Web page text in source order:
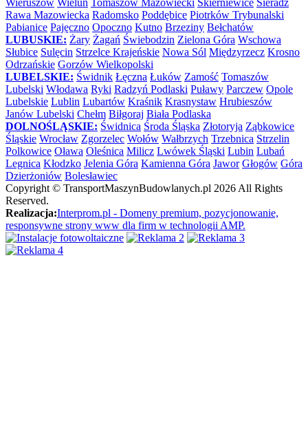
Wieruszów Wieluń Tomaszów Mazowiecki Skierniewice Sieradz
Rawa Mazowiecka Radomsko Poddębice Piotrków Trybunalski
Pabianice Pajęczno Opoczno Kutno Brzeziny Bełchatów
LUBUSKIE: Żary Żagań Świebodzin Zielona Góra Wschowa
Słubice Sulęcin Strzelce Krajeńskie Nowa Sól Międzyrzecz Krosno
Odrzańskie Gorzów Wielkopolski
LUBELSKIE: Świdnik Łęczna Łuków Zamość Tomaszów
Lubelski Włodawa Ryki Radzyń Podlaski Puławy Parczew Opole
Lubelskie Lublin Lubartów Kraśnik Krasnystaw Hrubieszów
Janów Lubelski Chełm Biłgoraj Biała Podlaska
DOLNOŚLĄSKIE: Świdnica Środa Śląska Złotoryja Ząbkowice
Śląskie Wrocław Zgorzelec Wołów Wałbrzych Trzebnica Strzelin
Polkowice Oława Oleśnica Milicz Lwówek Śląski Lubin Lubań
Legnica Kłodzko Jelenia Góra Kamienna Góra Jawor Głogów Góra
Dzierżoniów Bolesławiec
Copyright © TransportMaszynBudowlanych.pl 2026 All Rights
Reserved.
Realizacja:Interprom.pl - Domeny premium, pozycjonowanie,
responsywne strony www dla firm w technologii AMP.